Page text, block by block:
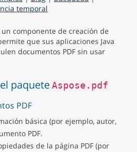
temporal
un componente de creación de
que sus aplicaciones Java
documentos PDF sin usar
paqueteAspose.pdf
PDF
básica (por ejemplo, autor,
PDF.
de la página PDF (por